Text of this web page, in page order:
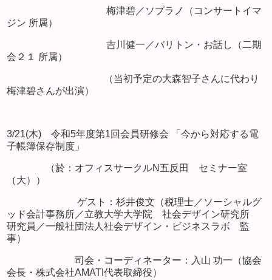
梅津碧／ソプラノ（コンサートイマ
ジン 所属）
吉川健一／バリトン・お話し（二期
会２１ 所属）
（当初予定の大森智子さんに代わり
梅津碧さんが出演）
3/21(木) 令和5年度第1回会員研修会 「今から対応する電
子帳簿保存制度」
（於：オフィスサークルN五反田 セミナー室
（大））
ゲスト：杉井俊文（税理士／ソーシャルグ
ッド会計事務所／立教大学大学院 社会デザイン研究所
研究員／一般社団法人社会デザイン・ビジネスラボ 監
事）
司会・コーディネーター：入山 功一（協会
会長・株式会社AMATI代表取締役）